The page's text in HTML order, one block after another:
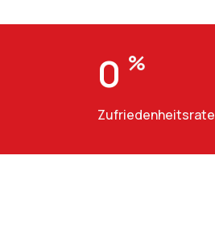
0 %
Zufriedenheitsrate